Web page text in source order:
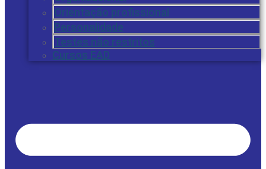
Orientação profissional
Personalidade
Testes não restritos
Cursos EAD